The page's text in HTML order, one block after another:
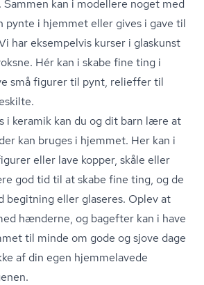
Sammen kan i modellere noget med
pynte i hjemmet eller gives i gave til
har eksempelvis kurser i glaskunst
Hér kan i skabe fine ting i
små figurer til pynt, relieffer til
i keramik kan du og dit barn lære at
kan bruges i hjemmet. Her kan i
eller lave kopper, skåle eller
god tid til at skabe fine ting, og de
begitning eller glaseres. Oplev at
hænderne, og bagefter kan i have
til minde om gode og sjove dage
af din egen hjemmelavede